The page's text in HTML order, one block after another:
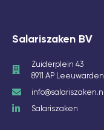
Salariszaken BV
Zuiderplein 43
8911 AP Leeuwarden
info@salariszaken.nl
Salariszaken